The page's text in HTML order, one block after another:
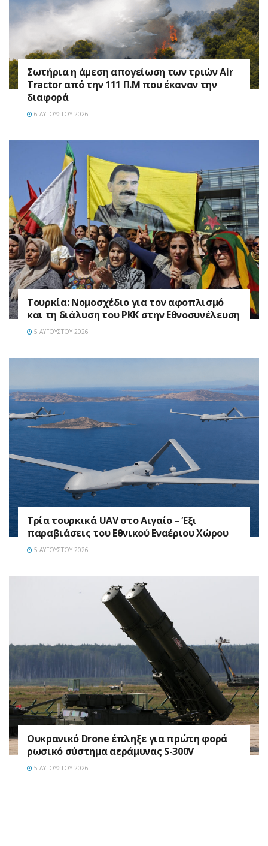
Σωτήρια η άμεση απογείωση των τριών Air
Tractor από την 111 Π.M που έκαναν την
διαφορά
6 ΑΥΓΟΎΣΤΟΥ 2026
Τουρκία: Νομοσχέδιο για τον αφοπλισμό
και τη διάλυση του PKK στην Εθνοσυνέλευση
5 ΑΥΓΟΎΣΤΟΥ 2026
Τρία τουρκικά UAV στο Αιγαίο – Έξι
παραβιάσεις του Εθνικού Εναέριου Χώρου
5 ΑΥΓΟΎΣΤΟΥ 2026
Ουκρανικό Drone έπληξε για πρώτη φορά
ρωσικό σύστημα αεράμυνας S-300V
5 ΑΥΓΟΎΣΤΟΥ 2026